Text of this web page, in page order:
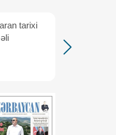
tarixi